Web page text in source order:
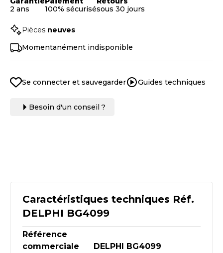
Caractéristiques techniques Réf.
DELPHI BG4099
Référence
commerciale
DELPHI BG4099
2 ans
100% sécurisésous 30 jours
Pièces neuves
Momentanément indisponible
Se connecter et sauvegarder Guides techniques
Besoin d'un conseil ?